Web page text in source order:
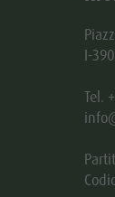
I-
Tel.